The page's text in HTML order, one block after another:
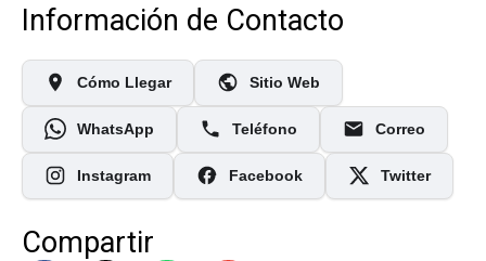
Información de Contacto
Cómo Llegar Sitio Web
WhatsApp Teléfono Correo
Instagram Facebook Twitter
Compartir